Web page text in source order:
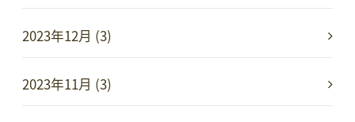
2023年12月 (3)
2023年11月 (3)